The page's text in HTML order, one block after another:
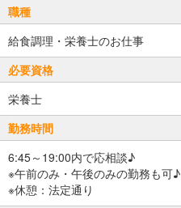
職種
給食調理・栄養士のお仕事
必要資格
栄養士
勤務時間
6:45～19:00内で応相談♪
※午前のみ・午後のみの勤務も可♪
※休憩：法定通り